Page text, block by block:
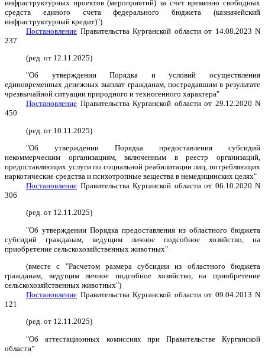
инфраструктурных проектов (мероприятий) за счет временно свободных
средств единого счета федерального бюджета (казначейский
инфраструктурный кредит)")
Постановление Правительства Курганской области от 14.08.2023 N
237
(ред. от 12.11.2025)
"Об утверждении Порядка и условий осуществления
единовременных денежных выплат гражданам, пострадавшим в результате
чрезвычайной ситуации природного и техногенного характера"
Постановление Правительства Курганской области от 29.12.2020 N
450
(ред. от 10.11.2025)
"Об утверждении Порядка предоставления субсидий
некоммерческим организациям, включенным в реестр организаций,
предоставляющих услуги по социальной реабилитации лиц, потребляющих
наркотические средства и психотропные вещества в немедицинских целях"
Постановление Правительства Курганской области от 06.10.2020 N
306
(ред. от 12.11.2025)
"Об утверждении Порядка предоставления из областного бюджета
субсидий гражданам, ведущим личное подсобное хозяйство, на
приобретение сельскохозяйственных животных"
(вместе с "Расчетом размера субсидии из областного бюджета
гражданам, ведущим личное подсобное хозяйство, на приобретение
сельскохозяйственных животных")
Постановление Правительства Курганской области от 09.04.2013 N
121
(ред. от 12.11.2025)
"Об аттестационных комиссиях при Правительстве Курганской
области"